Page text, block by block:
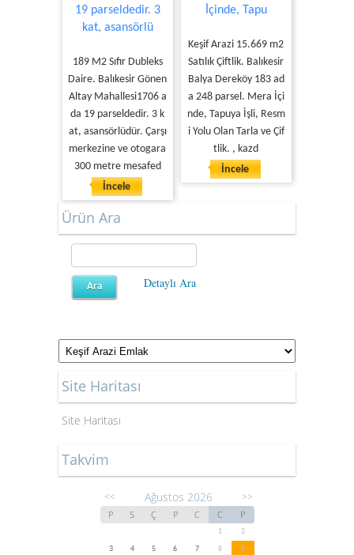
19 parseldedir. 3
kat, asansörlü
189 M2 Sıfır Dubleks
Daire. Balıkesir Gönen
Altay Mahallesi1706 a
da 19 parseldedir. 3 k
at, asansörlüdür. Çarşı
merkezine ve otogara
300 metre mesafed
İncele
İçinde, Tapu
Keşif Arazi 15.669 m2
Satılık Çiftlik. Balıkesir
Balya Dereköy 183 ad
a 248 parsel. Mera İçi
nde, Tapuya İşli, Resm
i Yolu Olan Tarla ve Çif
tlik. , kazd
İncele
Ürün Ara
Detaylı Ara
Site Haritası
Site Haritası
Takvim
<< Ağustos 2026 >>
P S Ç P C C P
1
2
3
4 5 6 7 8
9